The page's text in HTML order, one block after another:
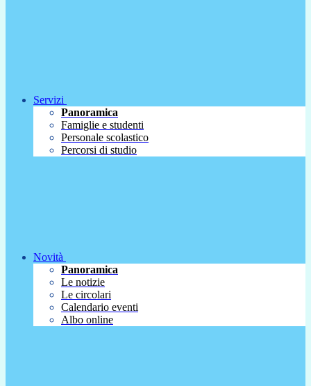
Servizi
Panoramica
Famiglie e studenti
Personale scolastico
Percorsi di studio
Novità
Panoramica
Le notizie
Le circolari
Calendario eventi
Albo online